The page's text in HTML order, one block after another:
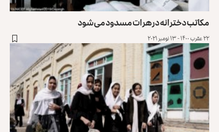
مکاتب دخترانه در هرات مسدود می‌شود
۲۲ عقرب ۱۴۰۰ - ۱۳ نومبر ۲۰۲۱